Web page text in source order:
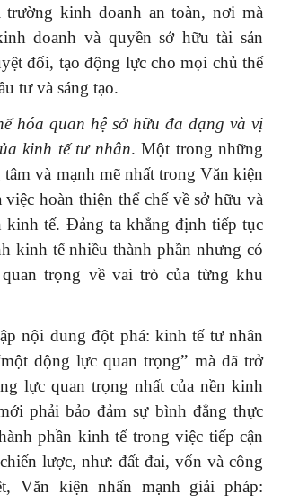
kinh doanh an toàn, nơi mà
doanh và quyền sở hữu tài sản
đối, tạo động lực cho mọi chủ thể
tư và sáng tạo.
hóa quan hệ sở hữu đa dạng và vị
kinh tế tư nhân. Một trong những
và mạnh mẽ nhất trong Văn kiện
hoàn thiện thể chế về sở hữu và
kinh tế. Đảng ta khẳng định tiếp tục
kinh tế nhiều thành phần nhưng có
trọng về vai trò của từng khu
nội dung đột phá: kinh tế tư nhân
động lực quan trọng” mà đã trở
lực quan trọng nhất của nền kinh
phải bảo đảm sự bình đẳng thực
phần kinh tế trong việc tiếp cận
lược, như: đất đai, vốn và công
Văn kiện nhấn mạnh giải pháp: